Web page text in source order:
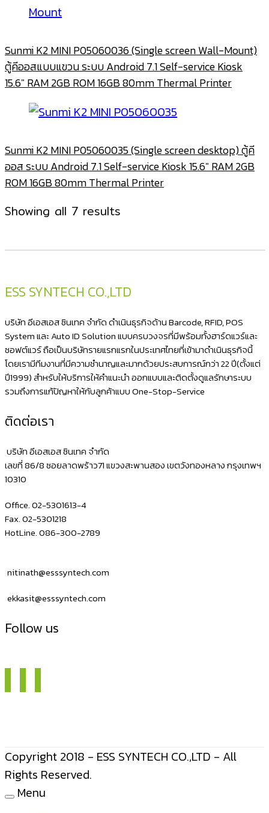
Sunmi K2 MINI P05060036 (Single screen Wall-Mount)
ตู้คีออสแบบแขวน ระบบ Android 7.1 Self-service Kiosk
15.6″ RAM 2GB ROM 16GB 80mm Thermal Printer
Sunmi K2 MINI P05060035 (Single screen desktop) ตู้คี
ออส ระบบ Android 7.1 Self-service Kiosk 15.6″ RAM 2GB
ROM 16GB 80mm Thermal Printer
Showing all 7 results
latest
ESS SYNTECH CO.,LTD
บริษัท อีเอสเอส ซินเทค จำกัด ดำเนินธุรกิจด้าน Barcode, RFID, POS
System และ Auto ID Solution แบบครบวงจรที่มีพร้อมทั้งฮาร์ดแวร์และ
ซอฟต์แวร์ ถือเป็นบริษัทรายแรกแรกในประเทศไทยที่เข้ามาดำเนินธุรกิจนี้
โดยเรามีทีมงานที่มีความชำนาญและมากด้วยประสบการณ์กว่า 22 ปี(ตั้งแต่
ปี1999) สำหรับให้บริการให้คำแนะนำ ออกแบบและติดตั้งดูแลรักษาระบบ
รวมถึงการแก้ปัญหาให้กับลูกค้าแบบ One-Stop-Service
ติดต่อเรา
บริษัท อีเอสเอส ซินเทค จำกัด
เลขที่ 86/8 ซอยลาดพร้าว71 แขวงสะพานสอง เขตวังทองหลาง กรุงเทพฯ
10310
Office. 02-5301613-4
Fax. 02-5301218
HotLine. 086-300-2789
nitinath@esssyntech.com
ekkasit@esssyntech.com
Follow us
Copyright 2018 - ESS SYNTECH CO.,LTD - All
Rights Reserved.
Menu